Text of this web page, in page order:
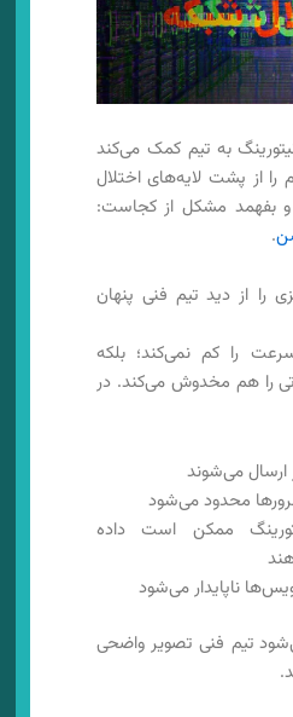
به تیم کمک می‌کند
از پشت لایه‌های اختلال
مشکل از کجاست:
.
را از دید تیم فنی پنهان
را کم نمی‌کند؛ بلکه
را هم مخدوش می‌کند. در
ارسال می‌شوند
محدود می‌شود
ممکن است داده
ناپایدار می‌شود
تیم فنی تصویر واضحی